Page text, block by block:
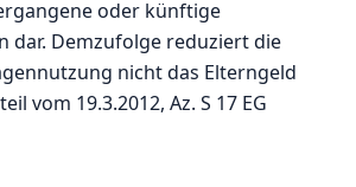
oder künftige
dar. Demzufolge reduziert die
nicht das Elterngeld
vom 19.3.2012, Az. S 17 EG